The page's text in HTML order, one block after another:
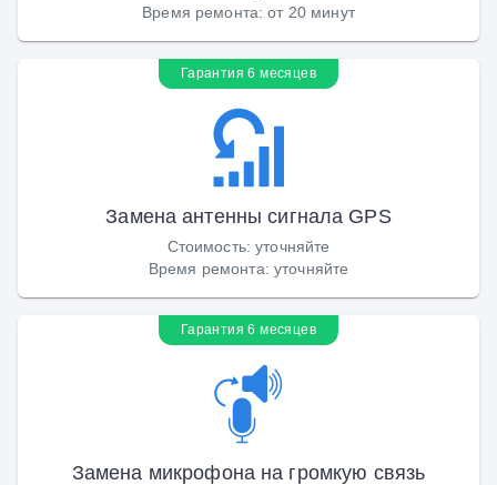
Время ремонта:от 20 минут
Гарантия 6 месяцев
Замена антенны сигнала GPS
Стоимость:уточняйте
Время ремонта: уточняйте
Гарантия 6 месяцев
Замена микрофона на громкую связь